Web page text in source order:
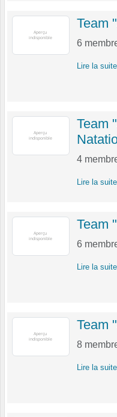
Team
6
Lire la suite
Team
4
Lire la suite
Team
6
Lire la suite
Team
8
Lire la suite